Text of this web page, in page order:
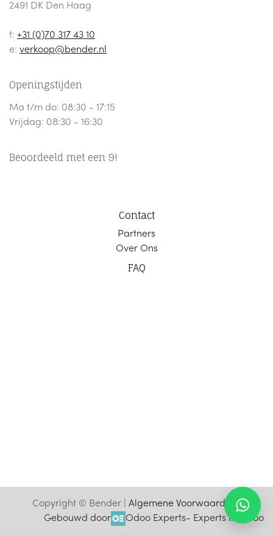
2491 DK Den Haag
t: +31 (0)70 317 43 10
e: verkoop@bender.nl
Openingstijden
Ma t/m do: 08:30 - 17:15
Vrijdag: 08:30 - 16:30
Beoordeeld met een 9!
Contact
Partners
Over Ons
FAQ
Copyright © Bender | Algemene Voorwaarden
Gebouwd door
Odoo Experts- Experts in Odoo